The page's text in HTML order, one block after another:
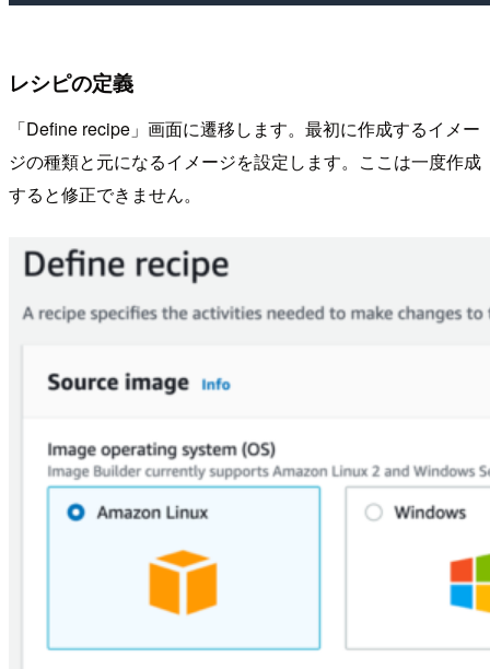
レシピの定義
「Define recipe」画面に遷移します。最初に作成するイメー
ジの種類と元になるイメージを設定します。ここは一度作成
すると修正できません。